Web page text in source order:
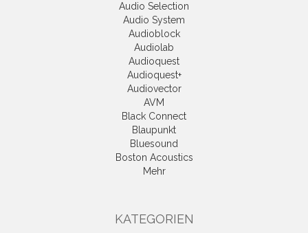
Audio Selection
Audio System
Audioblock
Audiolab
Audioquest
Audioquest+
Audiovector
AVM
Black Connect
Blaupunkt
Bluesound
Boston Acoustics
Mehr
KATEGORIEN